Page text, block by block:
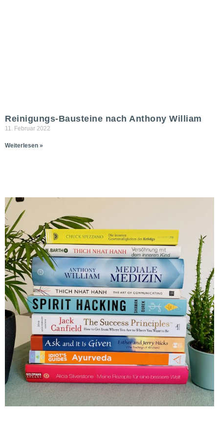
Reinigungs-Bausteine nach Anthony William
11. Februar 2022
Weiterlesen »